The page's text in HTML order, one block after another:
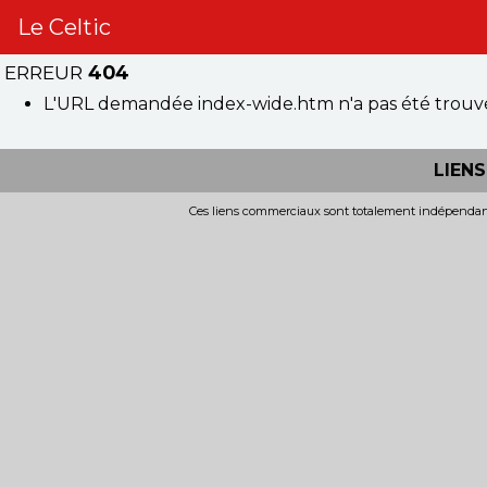
Le Celtic
ERREUR 404
L'URL demandée index-wide.htm n'a pas été
Ces liens commerciaux sont totalement